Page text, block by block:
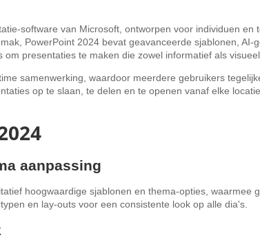
software van Microsoft, ontworpen voor individuen
PowerPoint 2024 bevat geavanceerde sjablonen,
presentaties te maken die zowel informatief als visueel
samenwerking, waardoor meerdere gebruikers
op te slaan, te delen en te openen vanaf elke
aanpassing
hoogwaardige sjablonen en thema-opties,
en lay-outs voor een consistente look op alle dia's.